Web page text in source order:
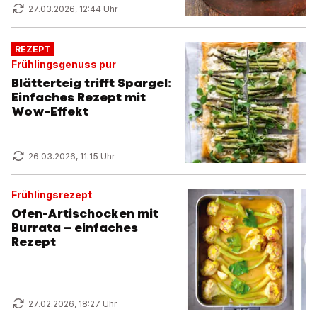
27.03.2026, 12:44 Uhr
REZEPT
Frühlingsgenuss pur
Blätterteig trifft Spargel:
Einfaches Rezept mit
Wow-Effekt
26.03.2026, 11:15 Uhr
Frühlingsrezept
Ofen-Artischocken mit
Burrata – einfaches
Rezept
27.02.2026, 18:27 Uhr